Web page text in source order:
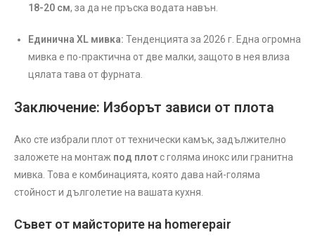
18-20 см, за да не пръска водата навън.
Единична XL мивка: Тенденцията за 2026 г. Една огромна
мивка е по-практична от две малки, защото в нея влиза
цялата тава от фурната.
Заключение: Изборът зависи от плота
Ако сте избрали плот от технически камък, задължително
заложете на монтаж под плотс голяма инокс или гранитна
мивка. Това е комбинацията, която дава най-голяма
стойност и дълголетие на вашата кухня.
Съвет от майсторите на homerepair